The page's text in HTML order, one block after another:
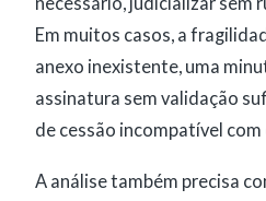
Em muitos casos, a
anexo inexistente, uma
assinatura sem validação
de cessão incompatível
A análise também precisa